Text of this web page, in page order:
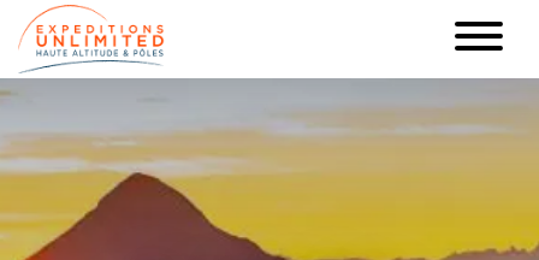
Aller
au
contenu
principal